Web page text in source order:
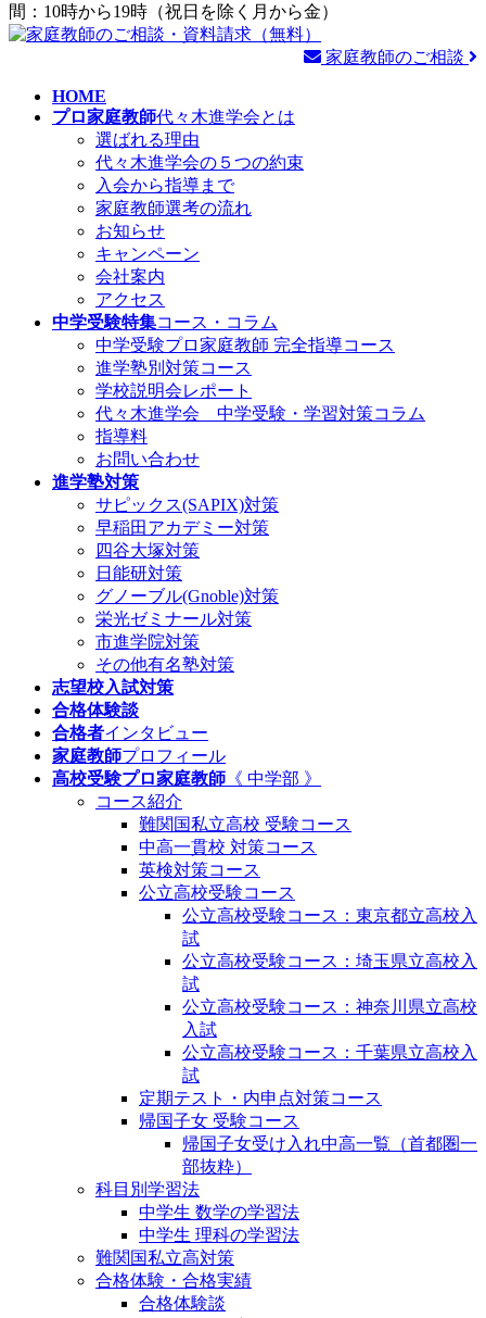
家庭教師のご相談
HOME
プロ家庭教師代々木進学会とは
選ばれる理由
代々木進学会の５つの約束
入会から指導まで
家庭教師選考の流れ
お知らせ
キャンペーン
会社案内
アクセス
中学受験特集コース・コラム
中学受験プロ家庭教師 完全指導コース
進学塾別対策コース
学校説明会レポート
代々木進学会 中学受験・学習対策コラム
指導料
お問い合わせ
進学塾対策
サピックス(SAPIX)対策
早稲田アカデミー対策
四谷大塚対策
日能研対策
グノーブル(Gnoble)対策
栄光ゼミナール対策
市進学院対策
その他有名塾対策
志望校入試対策
合格体験談
合格者インタビュー
家庭教師プロフィール
高校受験プロ家庭教師 《 中学部 》
コース紹介
難関国私立高校 受験コース
中高一貫校 対策コース
英検対策コース
公立高校受験コース
公立高校受験コース：東京都立高校入
試
公立高校受験コース：埼玉県立高校入
試
公立高校受験コース：神奈川県立高校
入試
公立高校受験コース：千葉県立高校入
試
定期テスト・内申点対策コース
帰国子女 受験コース
帰国子女受け入れ中高一覧（首都圏一
部抜粋）
科目別学習法
中学生 数学の学習法
中学生 理科の学習法
難関国私立高対策
合格体験・合格実績
合格体験談